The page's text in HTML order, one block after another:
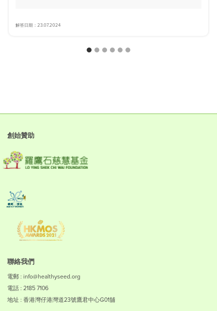
解答日期：23.07.2024
創始贊助
聯絡我們
電郵 : info@healthyseed.org
電話 : 2185 7106
地址 : 香港灣仔港灣道23號鷹君中心G01舖